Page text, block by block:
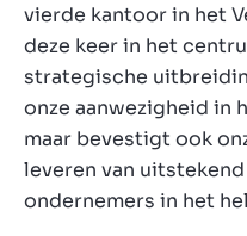
vierde kantoor in het
deze keer in het
strategische
onze aanwezigheid in
maar bevestigt ook
leveren van
ondernemers in het